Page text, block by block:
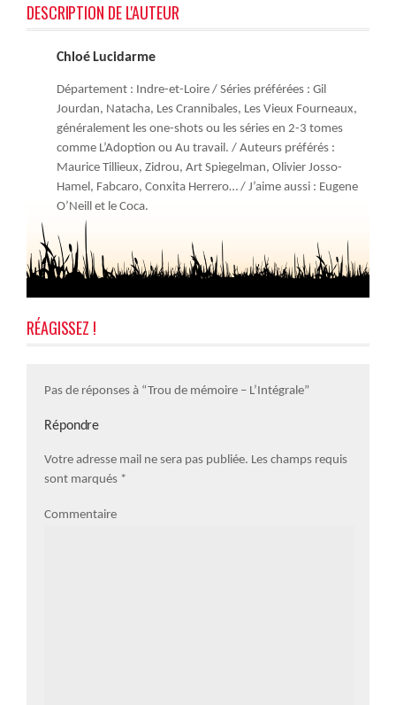
DESCRIPTION DE L'AUTEUR
Chloé Lucidarme
Département : Indre-et-Loire / Séries préférées : Gil
Jourdan, Natacha, Les Crannibales, Les Vieux Fourneaux,
généralement les one-shots ou les séries en 2-3 tomes
comme L’Adoption ou Au travail. / Auteurs préférés :
Maurice Tillieux, Zidrou, Art Spiegelman, Olivier Josso-
Hamel, Fabcaro, Conxita Herrero… / J’aime aussi : Eugene
O’Neill et le Coca.
RÉAGISSEZ !
Pas de réponses à “Trou de mémoire – L’Intégrale”
Répondre
Votre adresse mail ne sera pas publiée. Les champs requis
sont marqués *
Commentaire